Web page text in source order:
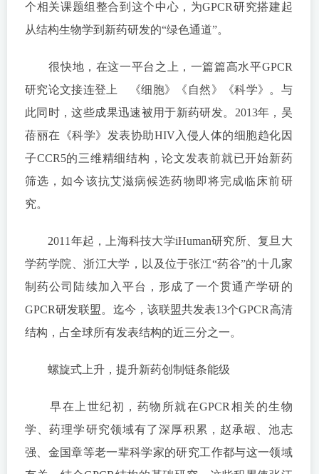
个相关课题组整合到这个中心，为GPCR研究搭建起
从结构生物学到新药研发的“绿色通道”。
很快地，在这一平台之上，一篇篇高水平GPCR
研究论文接连登上 《细胞》《自然》《科学》。与
此同时，这些成果迅速被用于新药研发。2013年，吴
蓓丽在《科学》发表协助HIV入侵人体的细胞趋化因
子CCR5的三维精细结构，论文发表前就已开始新药
筛选，如今该抗艾滋病候选药物即将完成临床前研
究。
2011年起，上海科技大学iHuman研究所、复旦大
学药学院、浙江大学，以及位于张江“药谷”的十几家
制药公司陆续加入平台，形成了一个贯通产学研的
GPCR研发联盟。迄今，该联盟共发表13个GPCR高清
结构，占全球所有发表结构的近三分之一。
螺旋式上升，提升新药创制链条能级
早在上世纪初，药物所就在GPCR相关的生物
学、药理学研究领域有了深厚积累，赵承嘏、池志
强、金国章等老一辈科学家的研究工作都与这一领域